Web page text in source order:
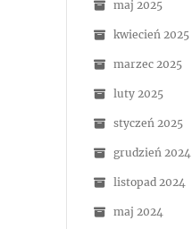
maj 2025
kwiecień 2025
marzec 2025
luty 2025
styczeń 2025
grudzień 2024
listopad 2024
maj 2024